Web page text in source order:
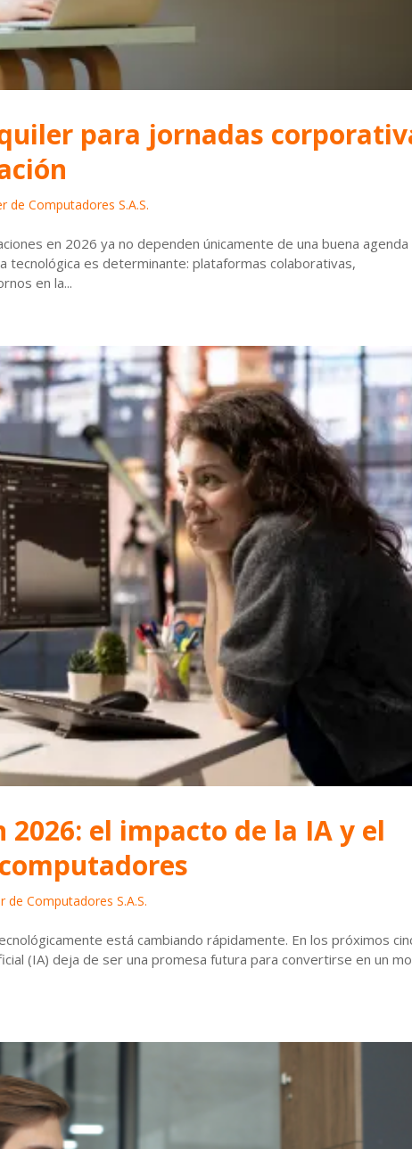
para jornadas
de Computadores S.A.S.
en 2026 ya no dependen únicamente de una buena agenda
tecnológica es determinante: plataformas colaborativas,
en la...
el impacto de la IA y el
de Computadores S.A.S.
está cambiando rápidamente. En los próximos
(IA) deja de ser una promesa futura para convertirse en un